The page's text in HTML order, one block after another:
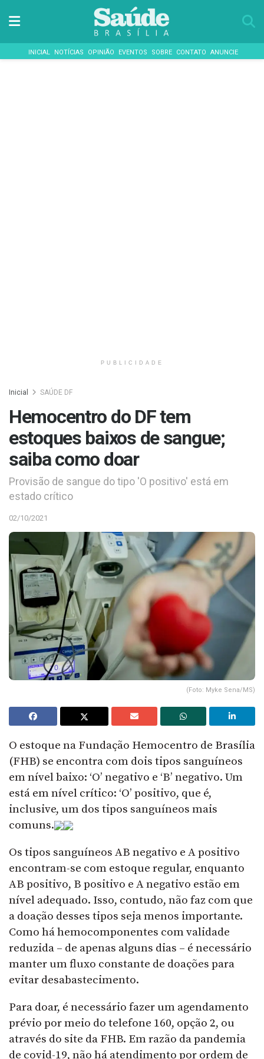
INICIAL NOTÍCIAS OPINIÃO EVENTOS SOBRE CONTATO ANUNCIE
PUBLICIDADE
Inicial SAÚDE DF
Hemocentro do DF tem
estoques baixos de sangue;
saiba como doar
Provisão de sangue do tipo 'O positivo' está em
estado crítico
02/10/2021
(Foto: Myke Sena/MS)
O estoque na Fundação Hemocentro de Brasília
(FHB) se encontra com dois tipos sanguíneos
em nível baixo: ‘O’ negativo e ‘B’ negativo. Um
está em nível crítico: ‘O’ positivo, que é,
inclusive, um dos tipos sanguíneos mais
comuns.
Os tipos sanguíneos AB negativo e A positivo
encontram-se com estoque regular, enquanto
AB positivo, B positivo e A negativo estão em
nível adequado. Isso, contudo, não faz com que
a doação desses tipos seja menos importante.
Como há hemocomponentes com validade
reduzida – de apenas alguns dias – é necessário
manter um fluxo constante de doações para
evitar desabastecimento.
Para doar, é necessário fazer um agendamento
prévio por meio do telefone 160, opção 2, ou
através do site da FHB. Em razão da pandemia
de covid-19, não há atendimento por ordem de